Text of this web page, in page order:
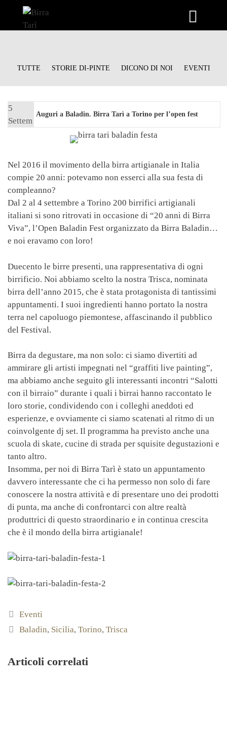
TUTTE STORIE DI-PINTE DICONO DI NOI EVENTI
Auguri a Baladin. Birra Tarì a Torino per l’open fest
5
Settem
Nel 2016 il movimento della birra artigianale in Italia
compie 20 anni: potevamo non esserci alla sua festa di
compleanno?
Dal 2 al 4 settembre a Torino 200 birrifici artigianali
italiani si sono ritrovati in occasione di “20 anni di Birra
Viva”, l’Open Baladin Fest organizzato da Birra Baladin…
e noi eravamo con loro!
Duecento le birre presenti, una rappresentativa di ogni
birrificio. Noi abbiamo scelto la nostra Trisca, nominata
birra dell’anno 2015, che è stata protagonista di tantissimi
appuntamenti. I suoi ingredienti hanno portato la nostra
terra nel capoluogo piemontese, affascinando il pubblico
del Festival.
Birra da degustare, ma non solo: ci siamo divertiti ad
ammirare gli artisti impegnati nel “graffiti live painting”,
ma abbiamo anche seguito gli interessanti incontri “Salotti
con il birraio” durante i quali i birrai hanno raccontato le
loro storie, condividendo con i colleghi aneddoti ed
esperienze, e ovviamente ci siamo scatenati al ritmo di un
coinvolgente dj set. Il programma ha previsto anche una
scuola di skate, cucine di strada per squisite degustazioni e
tanto altro.
Insomma, per noi di Birra Tarì è stato un appuntamento
davvero interessante che ci ha permesso non solo di fare
conoscere la nostra attività e di presentare uno dei prodotti
di punta, ma anche di confrontarci con altre realtà
produttrici di questo straordinario e in continua crescita
che è il mondo della birra artigianale!
Categorie
Eventi
Tag
Baladin, Sicilia,Torino,Trisca
Articoli correlati